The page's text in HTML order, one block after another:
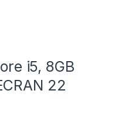
i5, 8GB
22